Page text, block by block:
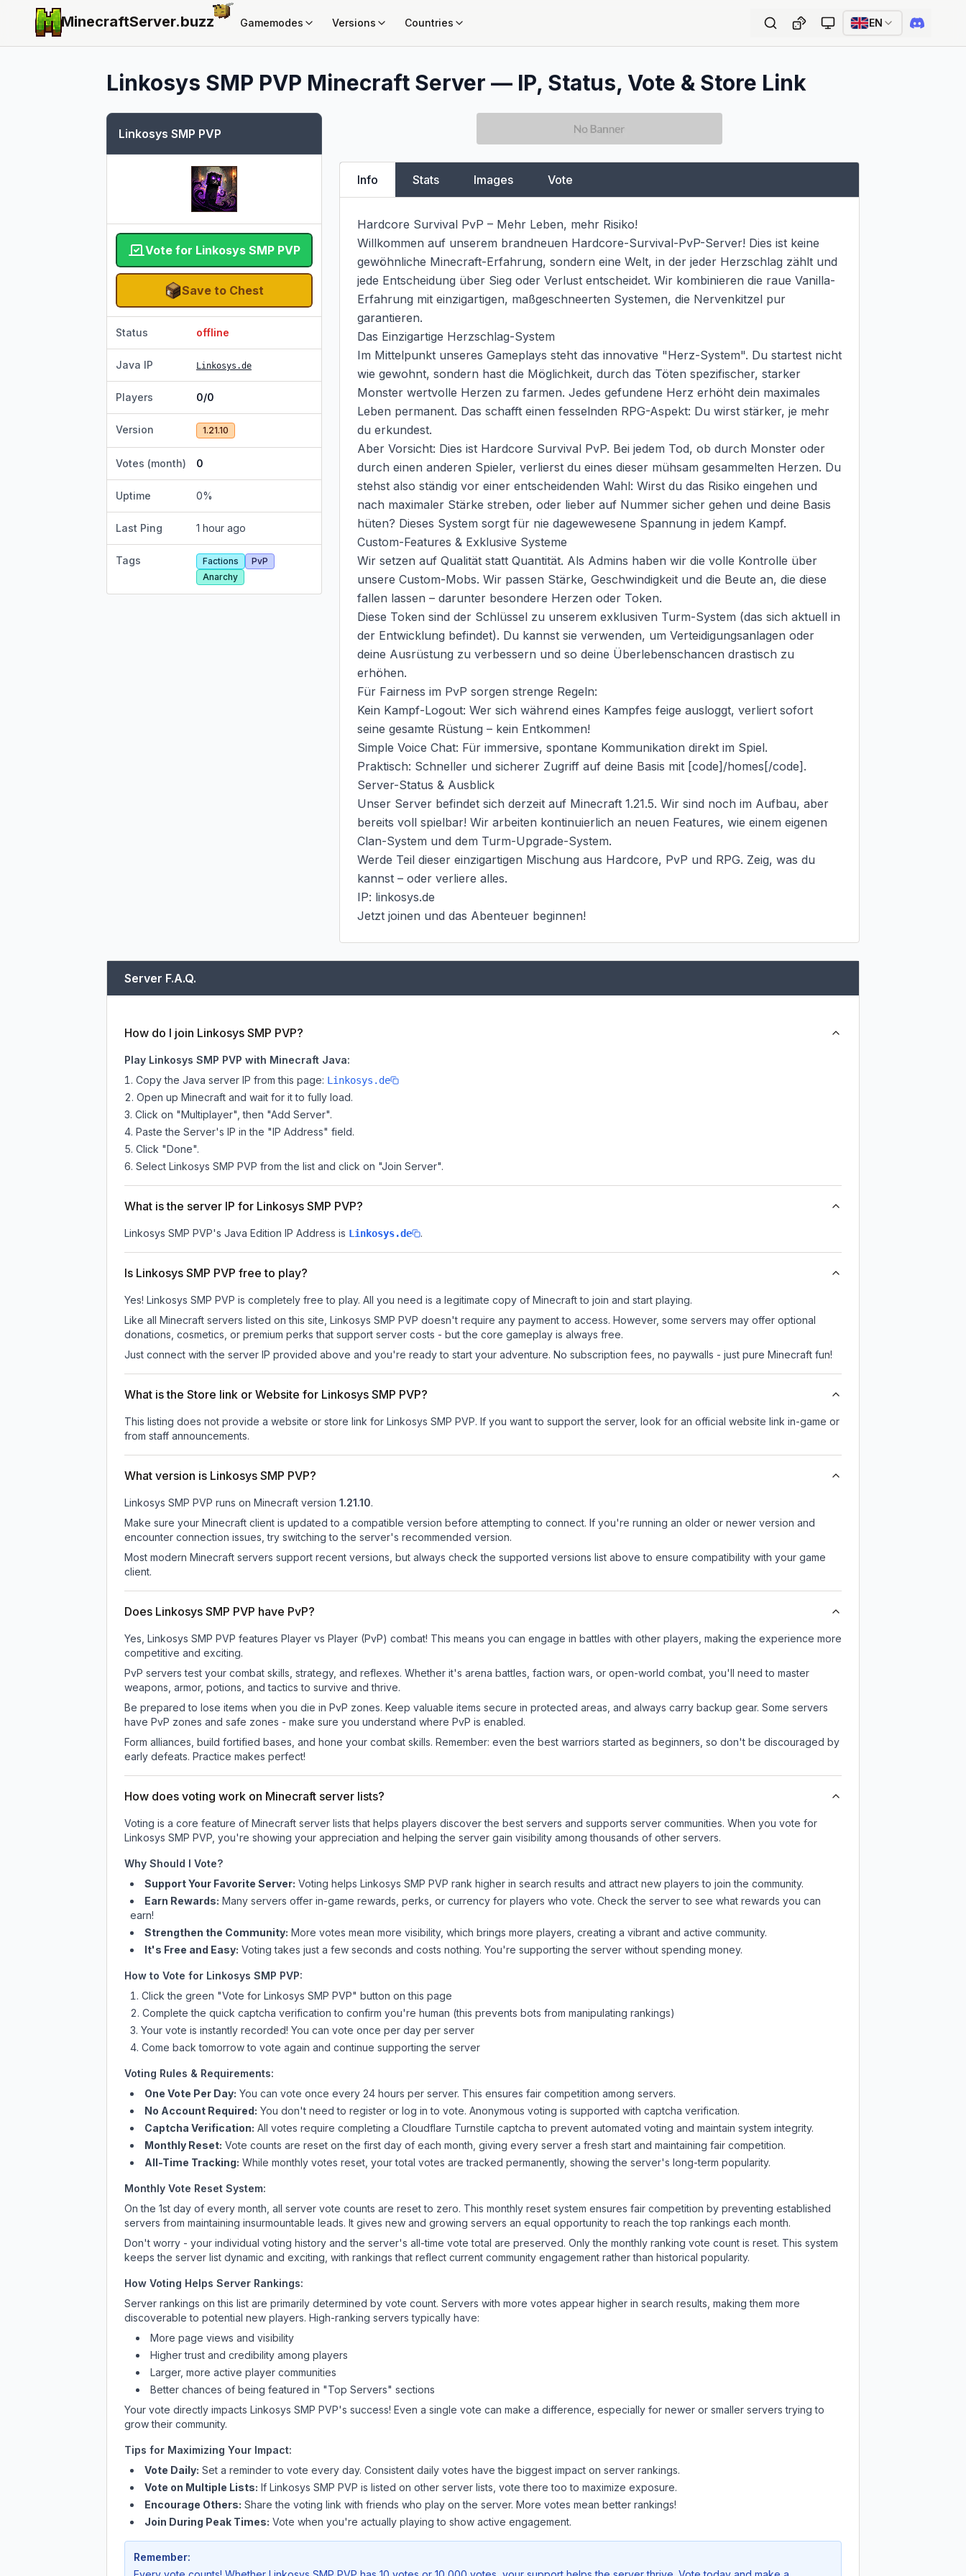
MinecraftServer.buzz Gamemodes Versions Countries EN
Linkosys SMP PVP Minecraft Server — IP, Status, Vote & Store Link
Linkosys SMP PVP
Vote for Linkosys SMP PVP
Save to Chest
Status offline
Java IP Linkosys.de
Players 0/0
Version 1.21.10
Votes (month) 0
Uptime 0%
Last Ping 1 hour ago
Tags Factions
PvP
Anarchy
Info Stats Images Vote
Hardcore Survival PvP – Mehr Leben, mehr Risiko!
Willkommen auf unserem brandneuen Hardcore-Survival-PvP-Server! Dies ist keine
gewöhnliche Minecraft-Erfahrung, sondern eine Welt, in der jeder Herzschlag zählt und
jede Entscheidung über Sieg oder Verlust entscheidet. Wir kombinieren die raue Vanilla-
Erfahrung mit einzigartigen, maßgeschneerten Systemen, die Nervenkitzel pur
garantieren.
Das Einzigartige Herzschlag-System
Im Mittelpunkt unseres Gameplays steht das innovative "Herz-System". Du startest nicht
wie gewohnt, sondern hast die Möglichkeit, durch das Töten spezifischer, starker
Monster wertvolle Herzen zu farmen. Jedes gefundene Herz erhöht dein maximales
Leben permanent. Das schafft einen fesselnden RPG-Aspekt: Du wirst stärker, je mehr
du erkundest.
Aber Vorsicht: Dies ist Hardcore Survival PvP. Bei jedem Tod, ob durch Monster oder
durch einen anderen Spieler, verlierst du eines dieser mühsam gesammelten Herzen. Du
stehst also ständig vor einer entscheidenden Wahl: Wirst du das Risiko eingehen und
nach maximaler Stärke streben, oder lieber auf Nummer sicher gehen und deine Basis
hüten? Dieses System sorgt für nie dagewewesene Spannung in jedem Kampf.
Custom-Features & Exklusive Systeme
Wir setzen auf Qualität statt Quantität. Als Admins haben wir die volle Kontrolle über
unsere Custom-Mobs. Wir passen Stärke, Geschwindigkeit und die Beute an, die diese
fallen lassen – darunter besondere Herzen oder Token.
Diese Token sind der Schlüssel zu unserem exklusiven Turm-System (das sich aktuell in
der Entwicklung befindet). Du kannst sie verwenden, um Verteidigungsanlagen oder
deine Ausrüstung zu verbessern und so deine Überlebenschancen drastisch zu
erhöhen.
Für Fairness im PvP sorgen strenge Regeln:
Kein Kampf-Logout: Wer sich während eines Kampfes feige ausloggt, verliert sofort
seine gesamte Rüstung – kein Entkommen!
Simple Voice Chat: Für immersive, spontane Kommunikation direkt im Spiel.
Praktisch: Schneller und sicherer Zugriff auf deine Basis mit [code]/homes[/code].
Server-Status & Ausblick
Unser Server befindet sich derzeit auf Minecraft 1.21.5. Wir sind noch im Aufbau, aber
bereits voll spielbar! Wir arbeiten kontinuierlich an neuen Features, wie einem eigenen
Clan-System und dem Turm-Upgrade-System.
Werde Teil dieser einzigartigen Mischung aus Hardcore, PvP und RPG. Zeig, was du
kannst – oder verliere alles.
IP: linkosys.de
Jetzt joinen und das Abenteuer beginnen!
Server F.A.Q.
How do I join Linkosys SMP PVP?
Play Linkosys SMP PVP with Minecraft Java:
Copy the Java server IP from this page: Linkosys.de
Open up Minecraft and wait for it to fully load.
Click on "Multiplayer", then "Add Server".
Paste the Server's IP in the "IP Address" field.
Click "Done".
Select Linkosys SMP PVP from the list and click on "Join Server".
What is the server IP for Linkosys SMP PVP?
Linkosys SMP PVP's Java Edition IP Address is Linkosys.de .
Is Linkosys SMP PVP free to play?
Yes! Linkosys SMP PVP is completely free to play. All you need is a legitimate copy of Minecraft to join and start playing.
Like all Minecraft servers listed on this site, Linkosys SMP PVP doesn't require any payment to access. However, some servers may offer optional
donations, cosmetics, or premium perks that support server costs - but the core gameplay is always free.
Just connect with the server IP provided above and you're ready to start your adventure. No subscription fees, no paywalls - just pure Minecraft fun!
What is the Store link or Website for Linkosys SMP PVP?
This listing does not provide a website or store link for Linkosys SMP PVP. If you want to support the server, look for an official website link in-game or
from staff announcements.
What version is Linkosys SMP PVP?
Linkosys SMP PVP runs on Minecraft version 1.21.10.
Make sure your Minecraft client is updated to a compatible version before attempting to connect. If you're running an older or newer version and
encounter connection issues, try switching to the server's recommended version.
Most modern Minecraft servers support recent versions, but always check the supported versions list above to ensure compatibility with your game
client.
Does Linkosys SMP PVP have PvP?
Yes, Linkosys SMP PVP features Player vs Player (PvP) combat! This means you can engage in battles with other players, making the experience more
competitive and exciting.
PvP servers test your combat skills, strategy, and reflexes. Whether it's arena battles, faction wars, or open-world combat, you'll need to master
weapons, armor, potions, and tactics to survive and thrive.
Be prepared to lose items when you die in PvP zones. Keep valuable items secure in protected areas, and always carry backup gear. Some servers
have PvP zones and safe zones - make sure you understand where PvP is enabled.
Form alliances, build fortified bases, and hone your combat skills. Remember: even the best warriors started as beginners, so don't be discouraged by
early defeats. Practice makes perfect!
How does voting work on Minecraft server lists?
Voting is a core feature of Minecraft server lists that helps players discover the best servers and supports server communities. When you vote for
Linkosys SMP PVP , you're showing your appreciation and helping the server gain visibility among thousands of other servers.
Why Should I Vote?
Support Your Favorite Server: Voting helps Linkosys SMP PVP rank higher in search results and attract new players to join the community.
Earn Rewards: Many servers offer in-game rewards, perks, or currency for players who vote. Checkthe serverto see what rewards you can
earn!
Strengthen the Community: More votes mean more visibility, which brings more players, creating a vibrant and active community.
It's Free and Easy: Voting takes just a few seconds and costs nothing. You're supporting the server without spending money.
How to Vote for Linkosys SMP PVP:
Click the green "Vote for Linkosys SMP PVP" button on this page
Complete the quick captcha verification to confirm you're human (this prevents bots from manipulating rankings)
Your vote is instantly recorded! You can vote once per day per server
Come back tomorrow to vote again and continue supporting the server
Voting Rules & Requirements:
One Vote Per Day: You can vote once every 24 hours per server. This ensures fair competition among servers.
No Account Required: You don't need to register or log in to vote. Anonymous voting is supported with captcha verification.
Captcha Verification: All votes require completing a Cloudflare Turnstile captcha to prevent automated voting and maintain system integrity.
Monthly Reset: Vote counts are reset on the first day of each month, giving every server a fresh start and maintaining fair competition.
All-Time Tracking: While monthly votes reset, your total votes are tracked permanently, showing the server's long-term popularity.
Monthly Vote Reset System:
On the 1st day of every month, all server vote counts are reset to zero. This monthly reset system ensures fair competition by preventing established
servers from maintaining insurmountable leads. It gives new and growing servers an equal opportunity to reach the top rankings each month.
Don't worry - your individual voting history and the server's all-time vote total are preserved. Only the monthly ranking vote count is reset. This system
keeps the server list dynamic and exciting, with rankings that reflect current community engagement rather than historical popularity.
How Voting Helps Server Rankings:
Server rankings on this list are primarily determined by vote count. Servers with more votes appear higher in search results, making them more
discoverable to potential new players. High-ranking servers typically have:
More page views and visibility
Higher trust and credibility among players
Larger, more active player communities
Better chances of being featured in "Top Servers" sections
Your vote directly impacts Linkosys SMP PVP's success! Even a single vote can make a difference, especially for newer or smaller servers trying to
grow their community.
Tips for Maximizing Your Impact:
Vote Daily: Set a reminder to vote every day. Consistent daily votes have the biggest impact on server rankings.
Vote on Multiple Lists: If Linkosys SMP PVP is listed on other server lists, vote there too to maximize exposure.
Encourage Others: Share the voting link with friends who play on the server. More votes mean better rankings!
Join During Peak Times: Vote when you're actually playing to show active engagement.
Remember: